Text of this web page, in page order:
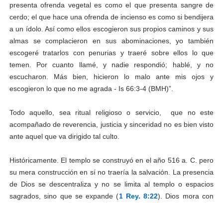
presenta ofrenda vegetal es como el que presenta sangre de
cerdo; el que hace una ofrenda de incienso es como si bendijera
a un ídolo. Así como ellos escogieron sus propios caminos y sus
almas se complacieron en sus abominaciones, yo también
escogeré tratarlos con penurias y traeré sobre ellos lo que
temen. Por cuanto llamé, y nadie respondió; hablé, y no
escucharon. Más bien, hicieron lo malo ante mis ojos y
escogieron lo que no me agrada - Is 66:3-4 (BMH)”.
Todo aquello, sea ritual religioso o servicio, que no este
acompañado de reverencia, justicia y sinceridad no es bien visto
ante aquel que va dirigido tal culto.
Históricamente. El templo se construyó en el año 516 a. C. pero
su mera construcción en sí no traería la salvación. La presencia
de Dios se descentraliza y no se limita al templo o espacios
sagrados, sino que se expande (1 Rey. 8:22). Dios mora con